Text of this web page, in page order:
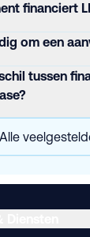
financiert
om een
tussen
Alle